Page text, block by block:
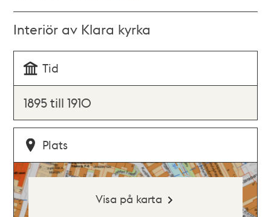
Interiör av Klara kyrka
Tid
1895 till 1910
Plats
Visa på karta